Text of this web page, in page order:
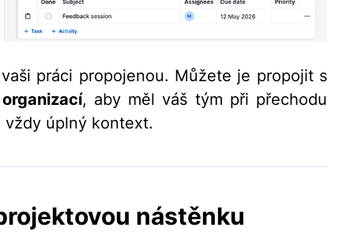
práci propojenou. Můžete je propojit s
organizací, aby měl váš tým při přechodu
vždy úplný kontext.
nástěnku